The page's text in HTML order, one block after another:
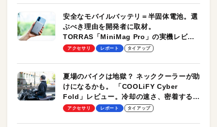
安全なモバイルバッテリ＝半固体電池。選
ぶべき理由を開発者に取材。
TORRAS「MiniMag Pro」の実機レビュ
ーも
アクセサリ レポート タイアップ
夏場のバイクは地獄？ ネッククーラーが助
けになるかも。 「COOLiFY Cyber
Fold」レビュー。冷却の速さ、密着する冷
却プレート、シンプルな操作性がグッド！
アクセサリ レポート タイアップ